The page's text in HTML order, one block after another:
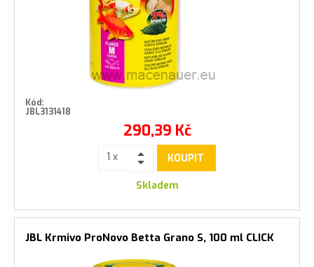
Kód:
JBL3131418
290,39 Kč
KOUPIT
Skladem
JBL Krmivo ProNovo Betta Grano S, 100 ml CLICK